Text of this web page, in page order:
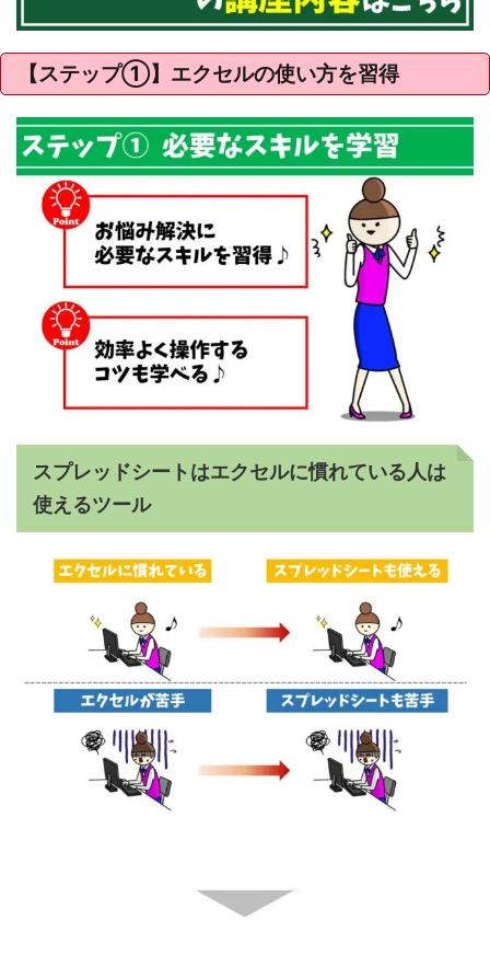
【ステップ①】エクセルの使い方を習得
スプレッドシートはエクセルに慣れている人は
使えるツール